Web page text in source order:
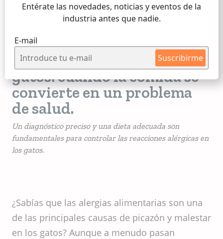
Entérate las novedades, noticias y eventos de la
industria antes que nadie.
E-mail
Suscribirme
4 min de lectura
Viernes, 21 de Noviembre, 2025
Alergias alimentarias en
gatos: cuando la comida se
convierte en un problema
de salud.
Un diagnóstico preciso y una dieta adecuada son
fundamentales para controlar las reacciones alérgicas en
los gatos.
¿Sabías que las alergias alimentarias son una
de las principales causas de picazón y malestar
en los gatos? Aunque a menudo pasan